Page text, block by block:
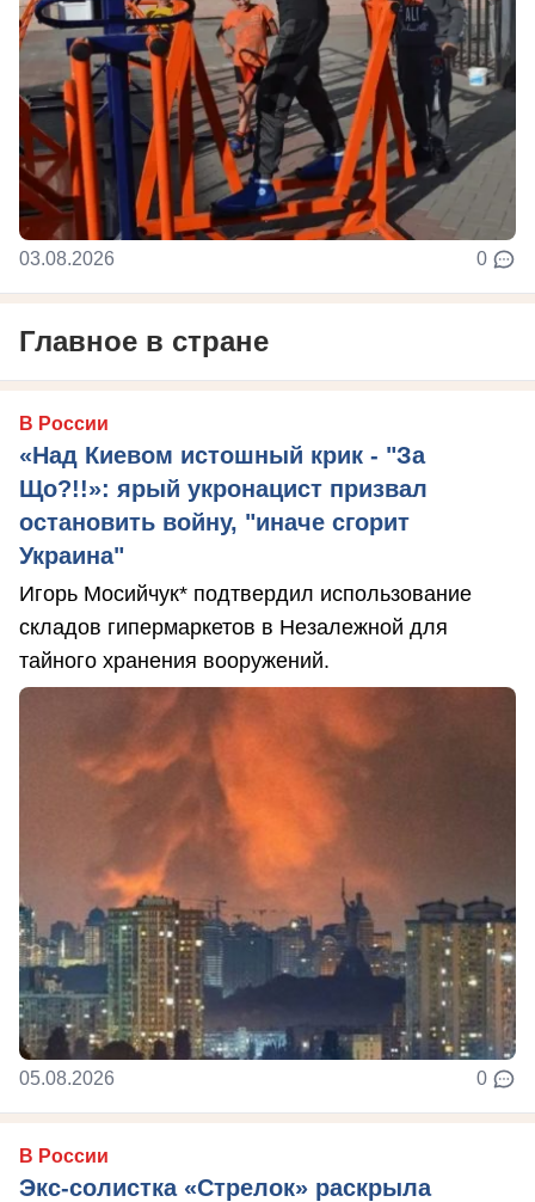
03.08.2026 0
Главное в стране
В России
«Над Киевом истошный крик - "За
Що?!!»: ярый укронацист призвал
остановить войну, "иначе сгорит
Украина"
Игорь Мосийчук* подтвердил использование
складов гипермаркетов в Незалежной для
тайного хранения вооружений.
05.08.2026 0
В России
Экс-солистка «Стрелок» раскрыла